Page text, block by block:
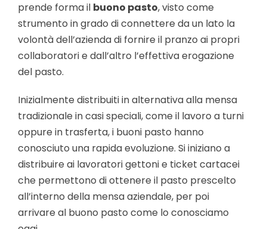
prende forma il buono pasto, visto come
strumento in grado di connettere da un lato la
volontà dell’azienda di fornire il pranzo ai propri
collaboratori e dall’altro l’effettiva erogazione
del pasto.
Inizialmente distribuiti in alternativa alla mensa
tradizionale in casi speciali, come il lavoro a turni
oppure in trasferta, i buoni pasto hanno
conosciuto una rapida evoluzione. Si iniziano a
distribuire ai lavoratori gettoni e ticket cartacei
che permettono di ottenere il pasto prescelto
all’interno della mensa aziendale, per poi
arrivare al buono pasto come lo conosciamo